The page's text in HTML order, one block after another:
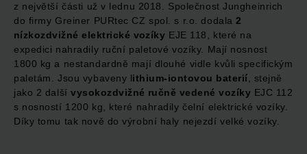
z největší části už v lednu 2018. Společnost Jungheinrich
do firmy Greiner PURtec CZ spol. s r.o. dodala2
nízkozdvižné elektrické vozíky EJE 118, které na
expedici nahradily ruční paletové vozíky. Mají nosnost
1800 kg a nestandardně mají dlouhé vidle kvůli specifickým
paletám. Jsou vybaveny lithium-iontovou baterií, stejně
jako 2 dalšívysokozdvižné ručně vedené vozíky EJC 112
s nosností 1200 kg, které nahradily čelní elektrické vozíky.
Díky tomu tak nově do výrobní haly nejezdí velké vozíky.